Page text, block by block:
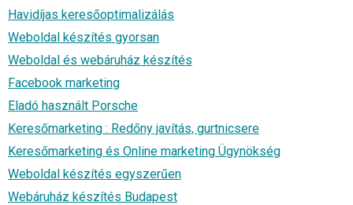
Havidíjas keresőoptimalizálás
Weboldal készítés gyorsan
Weboldal és webáruház készítés
Facebook marketing
Eladó használt Porsche
Keresőmarketing : Redőny javítás, gurtnicsere
Keresőmarketing és Online marketing Ügynökség
Weboldal készítés egyszerűen
Webáruház készítés Budapest